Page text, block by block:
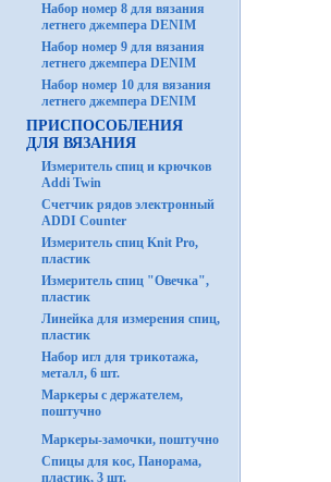
Набор номер 8 для вязания
летнего джемпера DENIM
Набор номер 9 для вязания
летнего джемпера DENIM
Набор номер 10 для вязания
летнего джемпера DENIM
ПРИСПОСОБЛЕНИЯ
ДЛЯ ВЯЗАНИЯ
Измеритель спиц и крючков
Addi Twin
Счетчик рядов электронный
ADDI Counter
Измеритель спиц Knit Pro,
пластик
Измеритель спиц "Овечка",
пластик
Линейка для измерения спиц,
пластик
Набор игл для трикотажа,
металл, 6 шт.
Маркеры с держателем,
поштучно
Маркеры-замочки, поштучно
Спицы для кос, Панорама,
пластик, 3 шт.